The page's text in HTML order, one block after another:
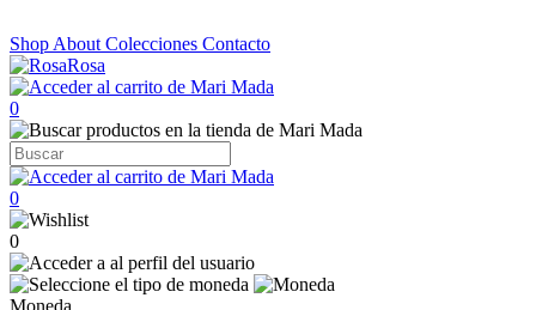
Shop About Colecciones Contacto
0
0
0
Moneda